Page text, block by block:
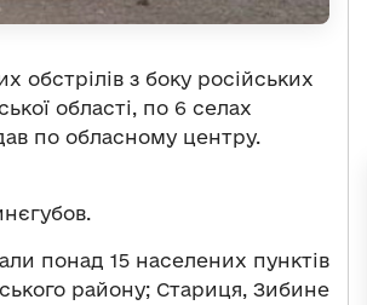
обстрілів з боку російських
області, по 6 селах
по обласному центру.
понад 15 населених пунктів
району; Стариця, Зибине